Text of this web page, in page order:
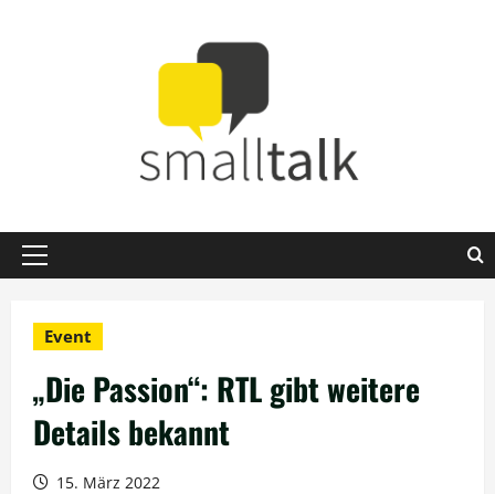
Primäres
Event
„Die Passion“: RTL gibt weitere
Details bekannt
15. März 2022